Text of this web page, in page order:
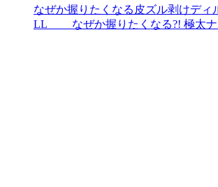
なぜか握りたくなる皮ズル剥けディ
LL なぜか握りたくなる?! 極太ナ